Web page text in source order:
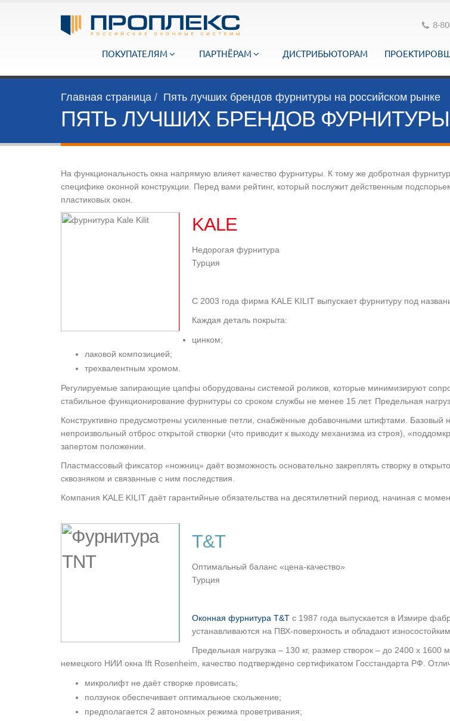
8-
ПОКУПАТЕЛЯМ ПАРТНЁРАМ ДИСТРИБЬЮТОРАМ
Главная страница Пять лучших брендов фурнитуры на российском рынке
ПЯТЬ ЛУЧШИХ БРЕНДОВ
На функциональность окна напрямую влияет качество фурнитуры. К тому же добротная
специфике оконной конструкции. Перед вами рейтинг, который послужит действенным
пластиковых окон.
KALE
Недорогая фурнитура
Турция
С 2003 года фирма KALE KILIT выпускает фурнитуру под
Каждая деталь покрыта:
цинком;
лаковой композицией;
трехвалентным хромом.
Регулируемые запирающие цапфы оборудованы системой роликов, которые минимизируют
стабильное функционирование фурнитуры со сроком службы не менее 15 лет. Предельная
Конструктивно предусмотрены усиленные петли, снабжённые добавочными штифтами. Базовый
непроизвольный отброс открытой створки (что приводит к выходу механизма из строя),
запертом положении.
Пластмассовый фиксатор «ножниц» даёт возможность основательно закреплять створку в
сквозняком и связанные с ним последствия.
Компания KALE KILIT даёт гарантийные обязательства на десятилетний период, начиная с
T&T
Оптимальный баланс «цена-качество»
Турция
Оконная фурнитура Т&Т c 1987 года выпускается в Измире
устанавливаются на ПВХ-поверхность и обладают
Предельная нагрузка – 130 кг, размер створок – до 2400 x
немецкого НИИ окна Ift Rosenheim, качество подтверждено сертификатом Госстандарта РФ.
микролифт не даёт створке провисать;
ползунок обеспечивает оптимальное скольжение;
предполагается 2 автономных режима проветривания;